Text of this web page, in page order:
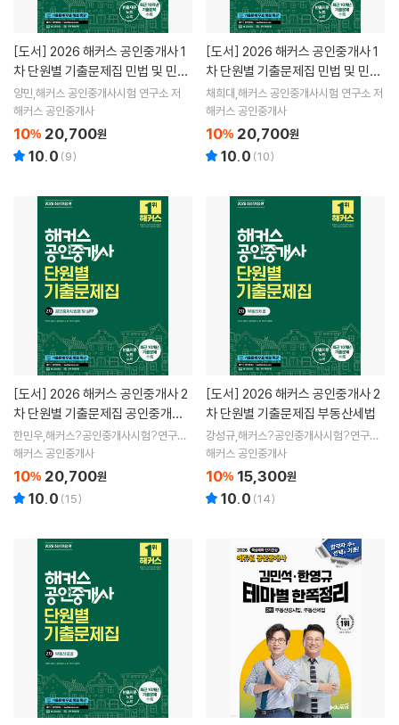
[도서]
차 단원별 기출문제집 민법 및 민사
특별법 (양민)
양민,해커스 공인중개사시험 연구소 저
해커스 공인중개사
10% 20,700원
10.0 (9)
[도서]
차 단원별 기출문제집 민법 및 민사
특별법(채희대)
채희대,해커스 공인중개사시험 연구소 저
해커스 공인중개사
10% 20,700원
10.0 (10)
[도서]
차 단원별 기출문제집 공인중개사
법령 및 실무
한민우,해커스?공인중개사시험?연구소
저
해커스 공인중개사
10% 20,700원
10.0 (15)
[도서]
차 단원별 기출문제집 부동산세법
강성규,해커스?공인중개사시험?연구소
저
해커스 공인중개사
10% 15,300원
10.0 (14)